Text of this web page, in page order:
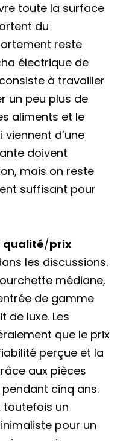
toute la surface
du
reste
électrique de
à travailler
un peu plus de
aliments et le
d’une
doivent
mais on reste
suffisant pour
qualité/prix
les discussions.
médiane,
de gamme
de luxe. Les
que le prix
perçue et la
aux pièces
cinq ans.
toutefois un
pour un